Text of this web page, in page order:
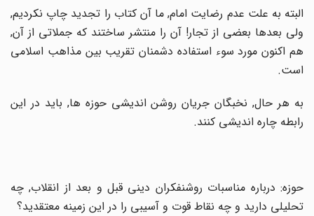
البته به علت عدم رضایت امام, ما آن کتاب را تجدید چاپ نکردیم,
ولى بعدها بعضى از تجار! آن را منتشر ساختند که جملاتى از آن,
هم اکنون مورد سوء استفاده دشمنان تقریب بین مذاهب اسلامى
است.
به هر حال, نخبگان جریان روشن اندیشى حوزه ها, باید در این
رابطه چاره اندیشى کنند.
حوزه: درباره مناسبات روشنفکران دینى قبل و بعد از انقلاب, چه
تحلیلى دارید و چه نقاط قوت و آسیبى را در این زمینه معتقدید؟